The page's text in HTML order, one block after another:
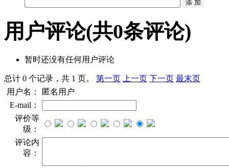
用户评论(共0条评论)
暂时还没有任何用户评论
总计 0 个记录，共 1 页。 第一页 上一页 下一页 最末页
用户名：
匿名用户
E-mail：
评价等
级：
评论内
容：